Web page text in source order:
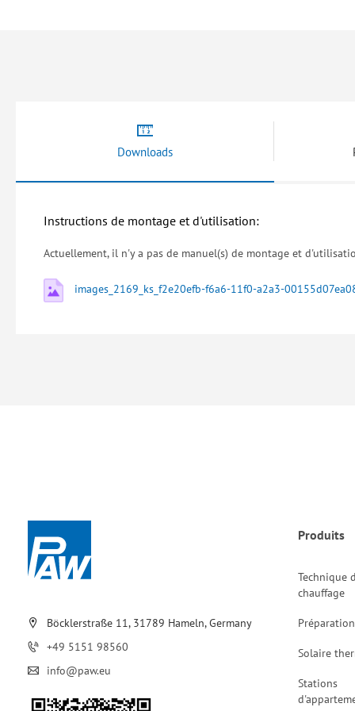
Downloads
Actuellement, il n'y a pas de manuel(s) de montage et
images_2169_ks_f2e20efb-f6a6-11f0-a2a3-
Böcklerstraße 11, 31789 Hameln, Germany
+49 5151 98560
info@paw.eu
Produits
Technique
chauffage
Solaire
Stations